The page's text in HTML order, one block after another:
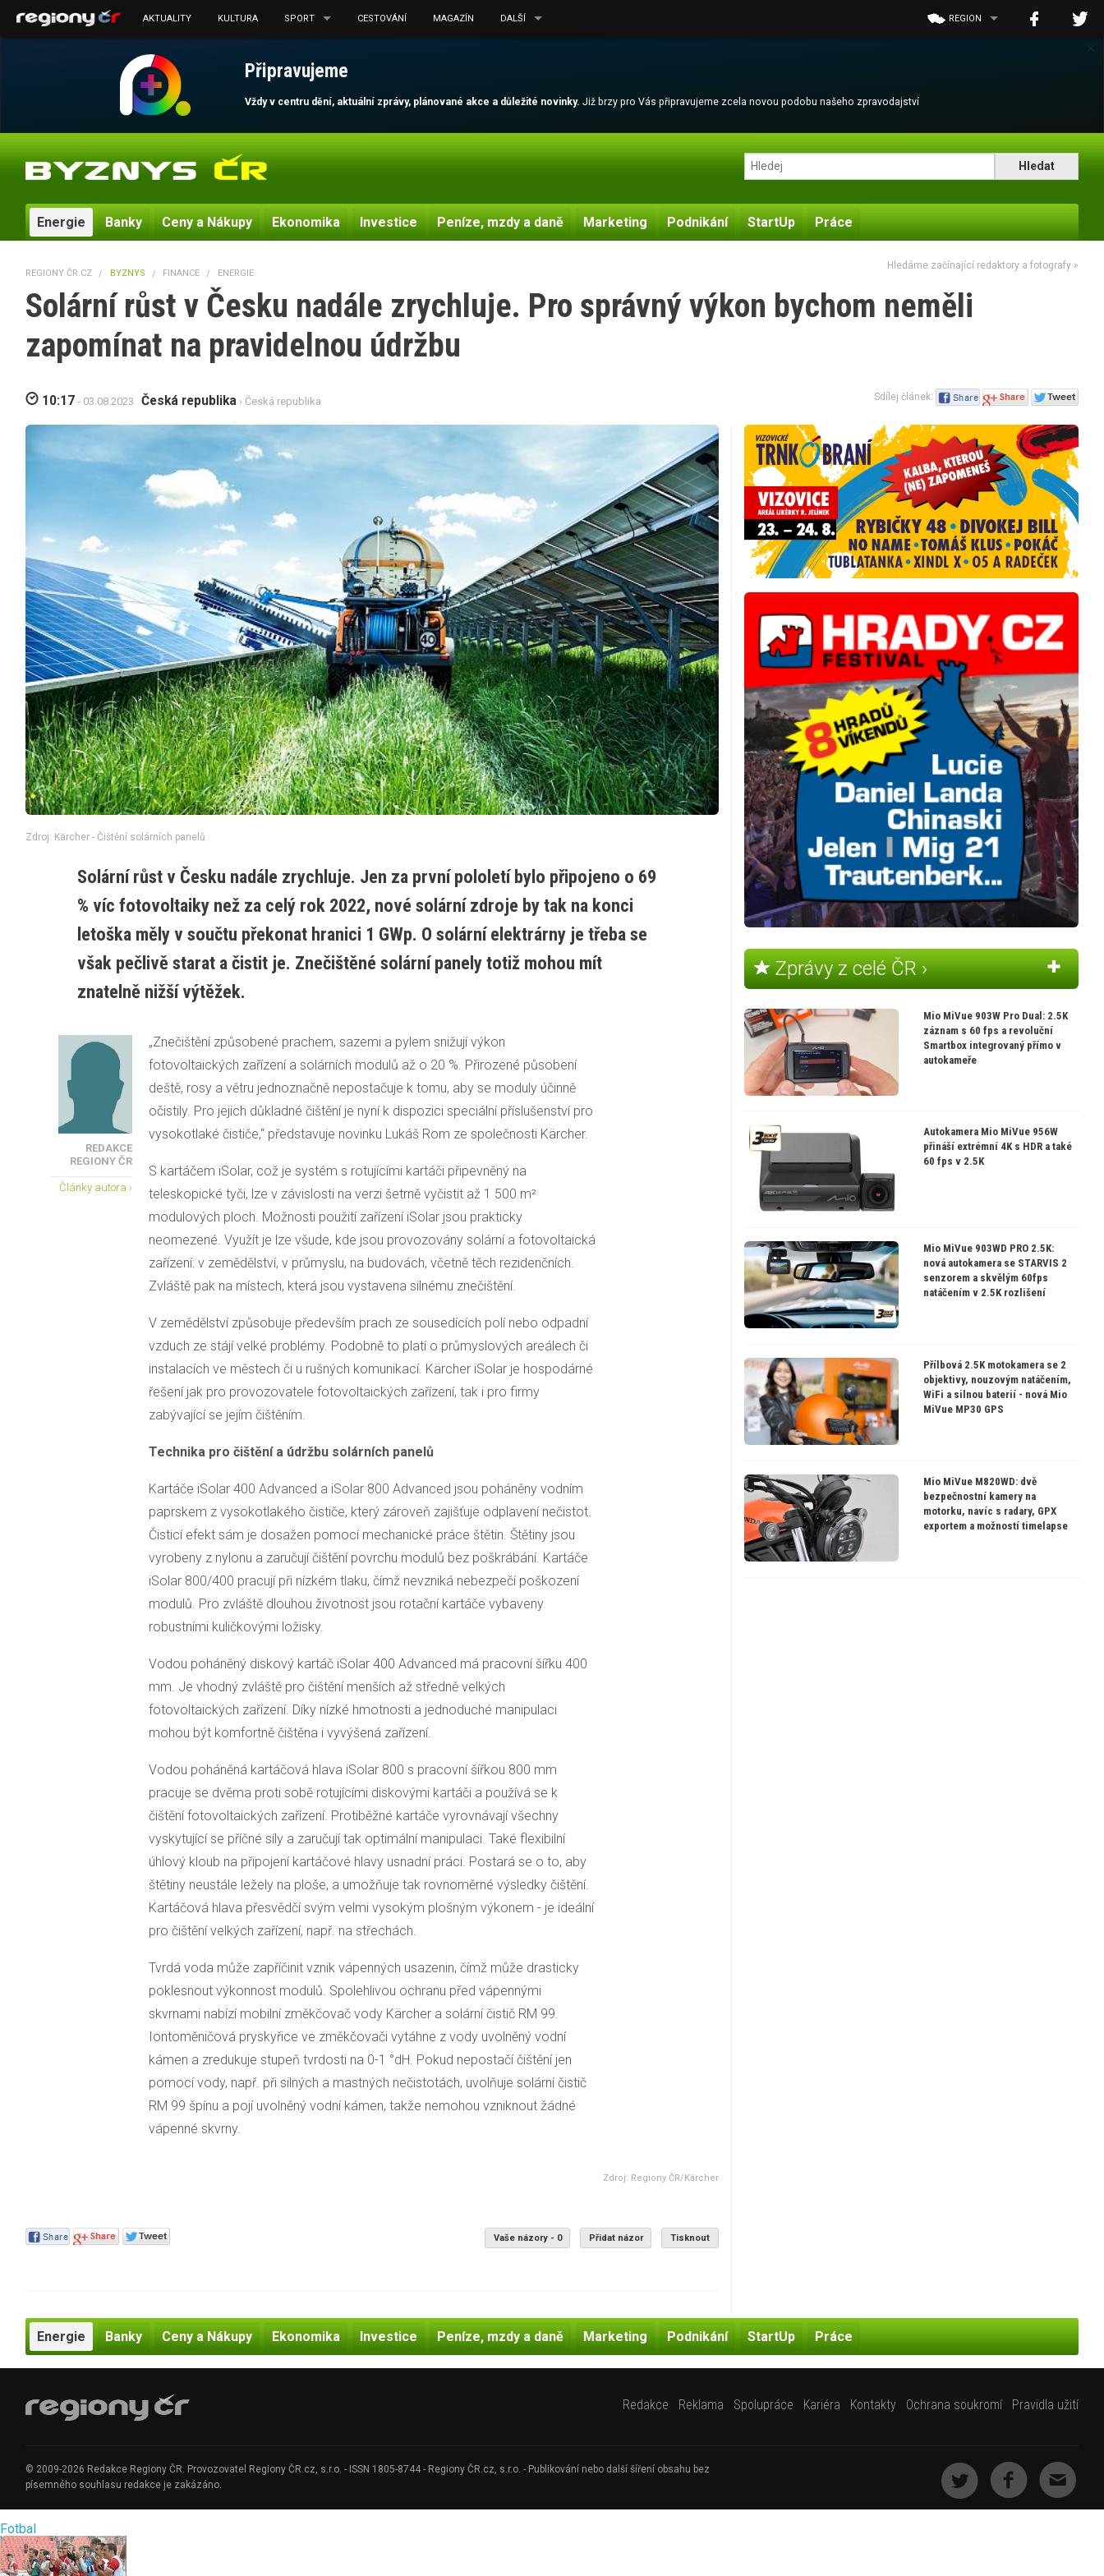
Připravujeme
Vždy v centru dění, aktuální zprávy, plánované akce a důležité novinky.Již brzy pro Vás připravujeme zcela novou podobu našeho zpravodajství
AKTUALITY KULTURA SPORT CESTOVÁNÍ MAGAZÍN DALŠÍ REGION
Energie Banky Ceny a Nákupy Ekonomika Investice Peníze, mzdy a daně Marketing Podnikání StartUp Práce
REGIONY ČR.CZ BYZNYS FINANCE ENERGIE
Hledáme začínající redaktory a fotografy »
Solární růst v Česku nadále zrychluje. Pro správný výkon bychom neměli
zapomínat na pravidelnou údržbu
10:17 - 03.08.2023 Česká republika › Česká republika Sdílej článek:
Zdroj: Kärcher - Čištění solárních panelů
Solární růst v Česku nadále zrychluje. Jen za první pololetí bylo připojeno o 69
% víc fotovoltaiky než za celý rok 2022, nové solární zdroje by tak na konci
letoška měly v součtu překonat hranici 1 GWp. O solární elektrárny je třeba se
však pečlivě starat a čistit je. Znečištěné solární panely totiž mohou mít
znatelně nižší výtěžek.
REDAKCE
REGIONY ČR
Články autora ›
„Znečištění způsobené prachem, sazemi a pylem snižují výkon
fotovoltaických zařízení a solárních modulů až o 20 %. Přirozené působení
deště, rosy a větru jednoznačně nepostačuje k tomu, aby se moduly účinně
očistily. Pro jejich důkladné čištění je nyní k dispozici speciální příslušenství pro
vysokotlaké čističe,“ představuje novinku Lukáš Rom ze společnosti Kärcher.
S kartáčem iSolar, což je systém s rotujícími kartáči připevněný na
teleskopické tyči, lze v závislosti na verzi šetrně vyčistit až 1 500 m²
modulových ploch. Možnosti použití zařízení iSolar jsou prakticky
neomezené. Využít je lze všude, kde jsou provozovány solární a fotovoltaická
zařízení: v zemědělství, v průmyslu, na budovách, včetně těch rezidenčních.
Zvláště pak na místech, která jsou vystavena silnému znečištění.
V zemědělství způsobuje především prach ze sousedících polí nebo odpadní
vzduch ze stájí velké problémy. Podobně to platí o průmyslových areálech či
instalacích ve městech či u rušných komunikací. Kärcher iSolar je hospodárné
řešení jak pro provozovatele fotovoltaických zařízení, tak i pro firmy
zabývající se jejím čištěním.
Technika pro čištění a údržbu solárních panelů
Kartáče iSolar 400 Advanced a iSolar 800 Advanced jsou poháněny vodním
paprskem z vysokotlakého čističe, který zároveň zajišťuje odplavení nečistot.
Čisticí efekt sám je dosažen pomocí mechanické práce štětin. Štětiny jsou
vyrobeny z nylonu a zaručují čištění povrchu modulů bez poškrábání. Kartáče
iSolar 800/400 pracují při nízkém tlaku, čímž nevzniká nebezpečí poškození
modulů. Pro zvláště dlouhou životnost jsou rotační kartáče vybaveny
robustními kuličkovými ložisky.
Vodou poháněný diskový kartáč iSolar 400 Advanced má pracovní šířku 400
mm. Je vhodný zvláště pro čištění menších až středně velkých
fotovoltaických zařízení. Díky nízké hmotnosti a jednoduché manipulaci
mohou být komfortně čištěna i vyvýšená zařízení.
Vodou poháněná kartáčová hlava iSolar 800 s pracovní šířkou 800 mm
pracuje se dvěma proti sobě rotujícími diskovými kartáči a používá se k
čištění fotovoltaických zařízení. Protiběžné kartáče vyrovnávají všechny
vyskytující se příčné síly a zaručují tak optimální manipulaci. Také flexibilní
úhlový kloub na připojení kartáčové hlavy usnadní práci. Postará se o to, aby
štětiny neustále ležely na ploše, a umožňuje tak rovnoměrné výsledky čištění.
Kartáčová hlava přesvědčí svým velmi vysokým plošným výkonem - je ideální
pro čištění velkých zařízení, např. na střechách.
Tvrdá voda může zapříčinit vznik vápenných usazenin, čímž může drasticky
poklesnout výkonnost modulů. Spolehlivou ochranu před vápennými
skvrnami nabízí mobilní změkčovač vody Kärcher a solární čistič RM 99.
Iontoměničová pryskyřice ve změkčovači vytáhne z vody uvolněný vodní
kámen a zredukuje stupeň tvrdosti na 0-1 °dH. Pokud nepostačí čištění jen
pomocí vody, např. při silných a mastných nečistotách, uvolňuje solární čistič
RM 99 špínu a pojí uvolněný vodní kámen, takže nemohou vzniknout žádné
vápenné skvrny.
Zdroj: Regiony ČR/Kärcher
Vaše názory - 0 Přidat názor Tisknout
Zprávy z celé ČR ›
Mio MiVue 903W Pro Dual: 2.5K
záznam s 60 fps a revoluční
Smartbox integrovaný přímo v
autokameře
Autokamera Mio MiVue 956W
přináší extrémní 4K s HDR a také
60 fps v 2.5K
Mio MiVue 903WD PRO 2.5K:
nová autokamera se STARVIS 2
senzorem a skvělým 60fps
natáčením v 2.5K rozlišení
Přílbová 2.5K motokamera se 2
objektivy, nouzovým natáčením,
WiFi a silnou baterií - nová Mio
MiVue MP30 GPS
Mio MiVue M820WD: dvě
bezpečnostní kamery na
motorku, navíc s radary, GPX
exportem a možností timelapse
Energie Banky Ceny a Nákupy Ekonomika Investice Peníze, mzdy a daně Marketing Podnikání StartUp Práce
Redakce Reklama Spolupráce Kariéra Kontakty Ochrana soukromí Pravidla užití
© 2009-2026 Redakce Regiony ČR. Provozovatel Regiony ČR.cz, s.r.o. - ISSN 1805-8744 - Regiony ČR.cz, s.r.o. - Publikování nebo další šíření obsahu bez
písemného souhlasu redakce je zakázáno.
Fotbal